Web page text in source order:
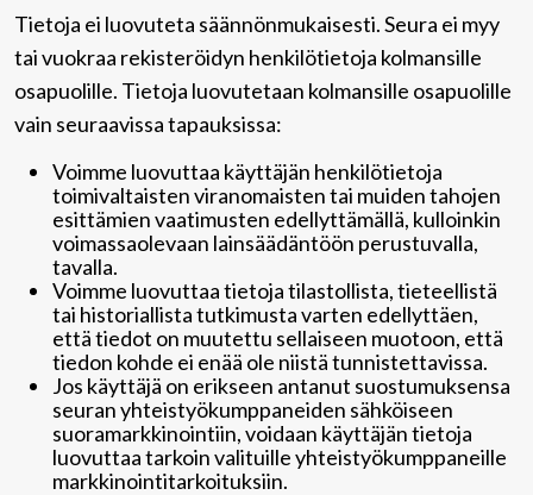
Tietoja ei luovuteta säännönmukaisesti. Seura ei myy
tai vuokraa rekisteröidyn henkilötietoja kolmansille
osapuolille. Tietoja luovutetaan kolmansille osapuolille
vain seuraavissa tapauksissa:
Voimme luovuttaa käyttäjän henkilötietoja
toimivaltaisten viranomaisten tai muiden tahojen
esittämien vaatimusten edellyttämällä, kulloinkin
voimassaolevaan lainsäädäntöön perustuvalla,
tavalla.
Voimme luovuttaa tietoja tilastollista, tieteellistä
tai historiallista tutkimusta varten edellyttäen,
että tiedot on muutettu sellaiseen muotoon, että
tiedon kohde ei enää ole niistä tunnistettavissa.
Jos käyttäjä on erikseen antanut suostumuksensa
seuran yhteistyökumppaneiden sähköiseen
suoramarkkinointiin, voidaan käyttäjän tietoja
luovuttaa tarkoin valituille yhteistyökumppaneille
markkinointitarkoituksiin.